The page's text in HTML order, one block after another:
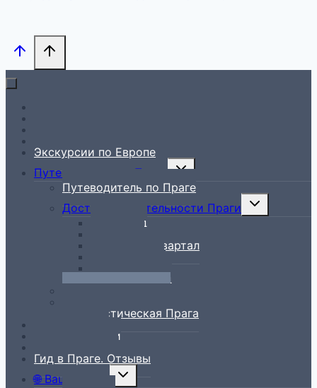
Экскурсии по Европе
Путеводитель по Праге
Toggle
menu
Путеводитель по Праге
Достопримечательности Праги
Toggle
Вышеград
Еврейский квартал
Старый Город
Нетуристическая Прага
История Чехии
Гид в Праге. Отзывы
🌐 Ваш регион
Toggle